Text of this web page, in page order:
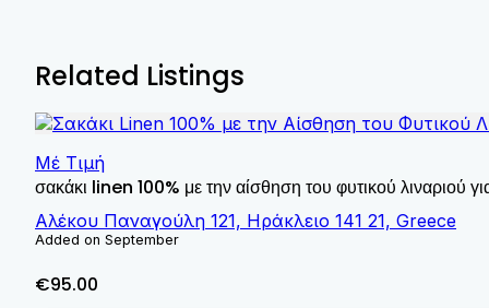
Related Listings
Μέ Τιμή
σακάκι linen 100% με την αίσθηση του φυτικού λιναριού
Αλέκου Παναγούλη 121, Ηράκλειο 141 21, Greece
Added on September
€95.00